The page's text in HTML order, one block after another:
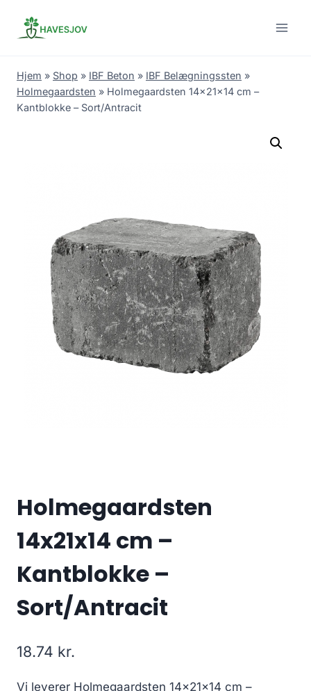
Hjem » Shop » IBF Beton » IBF Belægningssten »
Holmegaardsten » Holmegaardsten 14x21x14 cm –
Kantblokke – Sort/Antracit
Holmegaardsten
14x21x14 cm –
Kantblokke –
Sort/Antracit
18.74 kr.
Vi leverer Holmegaardsten 14x21x14 cm –